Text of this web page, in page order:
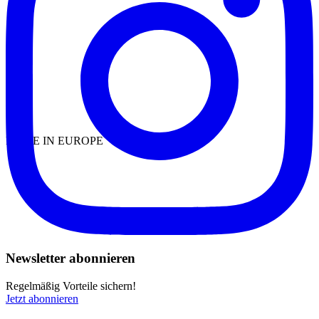
MADE IN EUROPE
Newsletter abonnieren
Regelmäßig Vorteile sichern!
Jetzt abonnieren